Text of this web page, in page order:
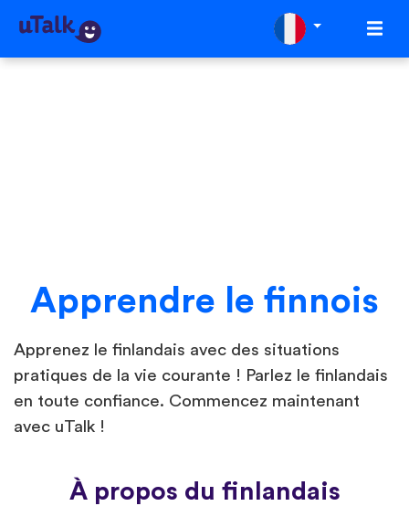
Apprendre le finnois
Apprenez le finlandais avec des situations
pratiques de la vie courante ! Parlez le finlandais
en toute confiance. Commencez maintenant
avec uTalk !
À propos du finlandais